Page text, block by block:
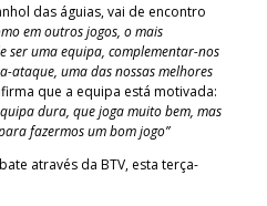
das águias, vai de encontro
em outros jogos, o mais
ser uma equipa, complementar-nos
ataque, uma das nossas melhores
que a equipa está motivada:
dura, que joga muito bem, mas
fazermos um bom jogo”
através da BTV, esta terça-